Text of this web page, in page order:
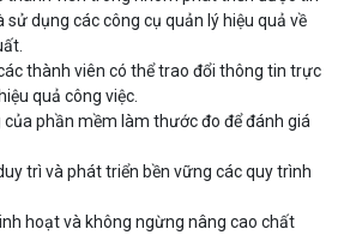
sử dụng các công cụ quản lý hiệu quả về
thành viên có thể trao đổi thông tin trực
quả công việc.
phần mềm làm thước đo để đánh giá
trì và phát triển bền vững các quy trình
hoạt và không ngừng nâng cao chất